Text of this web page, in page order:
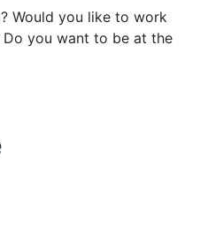
Would you like to work
you want to be at the